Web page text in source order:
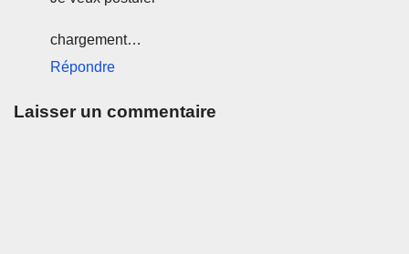
chargement…
Répondre
Laisser un commentaire